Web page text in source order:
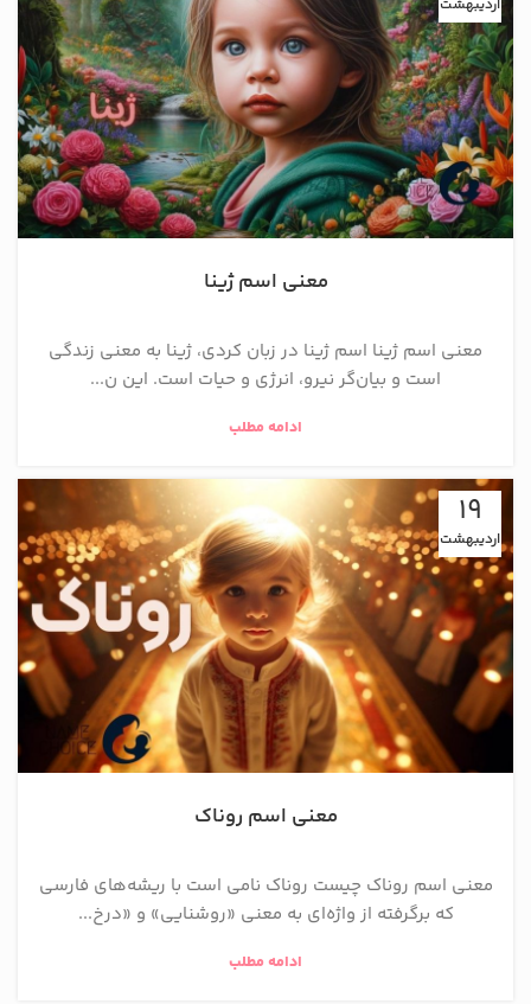
اردیبهشت
معنی اسم ژینا
معنی اسم ژینا اسم ژینا در زبان کردی، ژینا به معنی زندگی
است و بیان‌گر نیرو، انرژی و حیات است. این ن...
ادامه مطلب
19
اردیبهشت
معنی اسم روناک
معنی اسم روناک چیست روناک نامی است با ریشه‌های فارسی
که برگرفته از واژه‌ای به معنی «روشنایی» و «درخ...
ادامه مطلب